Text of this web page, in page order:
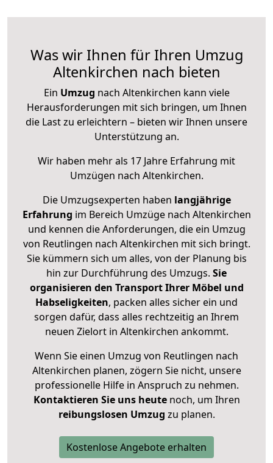
Was wir Ihnen für Ihren Umzug
Altenkirchen nach bieten
Ein Umzug nach Altenkirchen kann viele
Herausforderungen mit sich bringen, um Ihnen
die Last zu erleichtern – bieten wir Ihnen unsere
Unterstützung an.
Wir haben mehr als 17 Jahre Erfahrung mit
Umzügen nach Altenkirchen.
Die Umzugsexperten haben langjährige
Erfahrung im Bereich Umzüge nach Altenkirchen
und kennen die Anforderungen, die ein Umzug
von Reutlingen nach Altenkirchen mit sich bringt.
Sie kümmern sich um alles, von der Planung bis
hin zur Durchführung des Umzugs. Sie
organisieren den Transport Ihrer Möbel und
Habseligkeiten, packen alles sicher ein und
sorgen dafür, dass alles rechtzeitig an Ihrem
neuen Zielort in Altenkirchen ankommt.
Wenn Sie einen Umzug von Reutlingen nach
Altenkirchen planen, zögern Sie nicht, unsere
professionelle Hilfe in Anspruch zu nehmen.
Kontaktieren Sie uns heutenoch, um Ihren
reibungslosen Umzug zu planen.
Kostenlose Angebote erhalten